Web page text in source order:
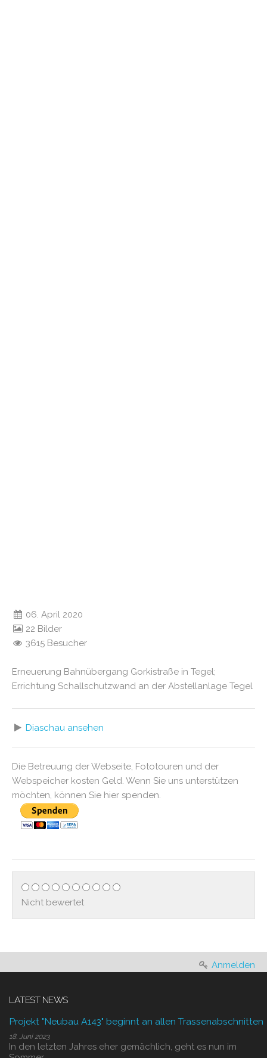
06. April 2020
22 Bilder
3615 Besucher
Erneuerung Bahnübergang Gorkistraße in Tegel;
Errichtung Schallschutzwand an der Abstellanlage Tegel
Diaschau ansehen
Die Betreuung der Webseite, Fototouren und der
Webspeicher kosten Geld. Wenn Sie uns unterstützen
möchten, können Sie hier spenden.
Nicht bewertet
Anmelden
LATEST NEWS
Projekt "Neubau A143" beginnt an allen Trassenabschnitten
18. Juni 2023
In den letzten Jahres eher gemächlich, geht es nun im